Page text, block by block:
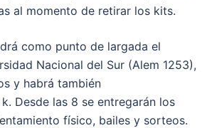
al momento de retirar los kits.
como punto de largada el
Nacional del Sur (Alem 1253),
y habrá también
Desde las 8 se entregarán los
físico, bailes y sorteos.